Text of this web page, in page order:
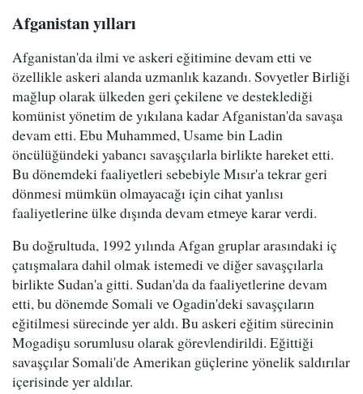
Afganistan yılları
Afganistan'da ilmi ve askeri eğitimine devam etti ve
özellikle askeri alanda uzmanlık kazandı. Sovyetler Birliği
mağlup olarak ülkeden geri çekilene ve desteklediği
komünist yönetim de yıkılana kadar Afganistan'da savaşa
devam etti. Ebu Muhammed, Usame bin Ladin
öncülüğündeki yabancı savaşçılarla birlikte hareket etti.
Bu dönemdeki faaliyetleri sebebiyle Mısır'a tekrar geri
dönmesi mümkün olmayacağı için cihat yanlısı
faaliyetlerine ülke dışında devam etmeye karar verdi.
Bu doğrultuda, 1992 yılında Afgan gruplar arasındaki iç
çatışmalara dahil olmak istemedi ve diğer savaşçılarla
birlikte Sudan'a gitti. Sudan'da da faaliyetlerine devam
etti, bu dönemde Somali ve Ogadin'deki savaşçıların
eğitilmesi sürecinde yer aldı. Bu askeri eğitim sürecinin
Mogadişu sorumlusu olarak görevlendirildi. Eğittiği
savaşçılar Somali'de Amerikan güçlerine yönelik saldırılar
içerisinde yer aldılar.